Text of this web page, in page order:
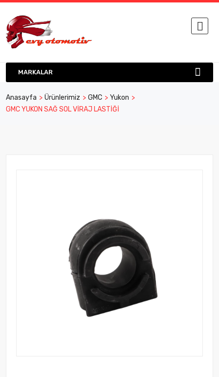
MARKALAR
Anasayfa Ürünlerimiz GMC
Yukon
GMC YUKON SAĞ SOL VİRAJ LASTİĞİ